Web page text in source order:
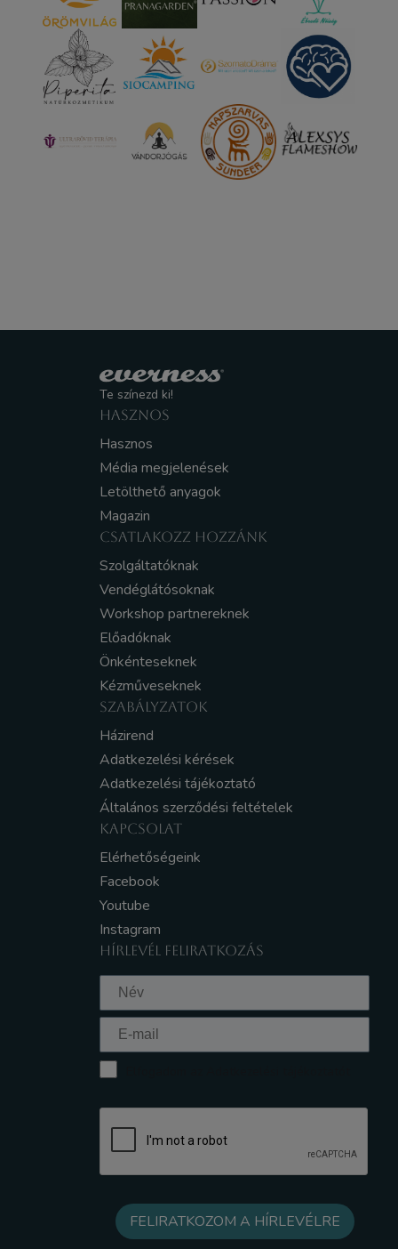
Te színezd ki!
HASZNOS
Hasznos
Média megjelenések
Letölthető anyagok
Magazin
CSATLAKOZZ HOZZÁNK
Szolgáltatóknak
Vendéglátósoknak
Workshop partnereknek
Előadóknak
Önkénteseknek
Kézműveseknek
SZABÁLYZATOK
Házirend
Adatkezelési kérések
Adatkezelési tájékoztató
Általános szerződési feltételek
KAPCSOLAT
Elérhetőségeink
Facebook
Youtube
Instagram
HÍRLEVÉL FELIRATKOZÁS